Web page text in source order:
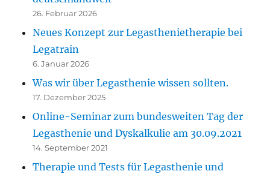
26. Februar 2026
Neues Konzept zur Legasthenietherapie bei
Legatrain
6. Januar 2026
Was wir über Legasthenie wissen sollten.
17. Dezember 2025
Online-Seminar zum bundesweiten Tag der
Legasthenie und Dyskalkulie am 30.09.2021
14. September 2021
Therapie und Tests für Legasthenie und